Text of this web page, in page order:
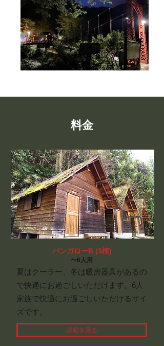
​料金
​​バンガローB (3棟)
〜6 人用
夏はクーラー、冬は暖房器具があるの
で快適にお過ごしいただけます。6人
家族で快適にお過ごしいただけるサイ
ズです。
詳細を見る